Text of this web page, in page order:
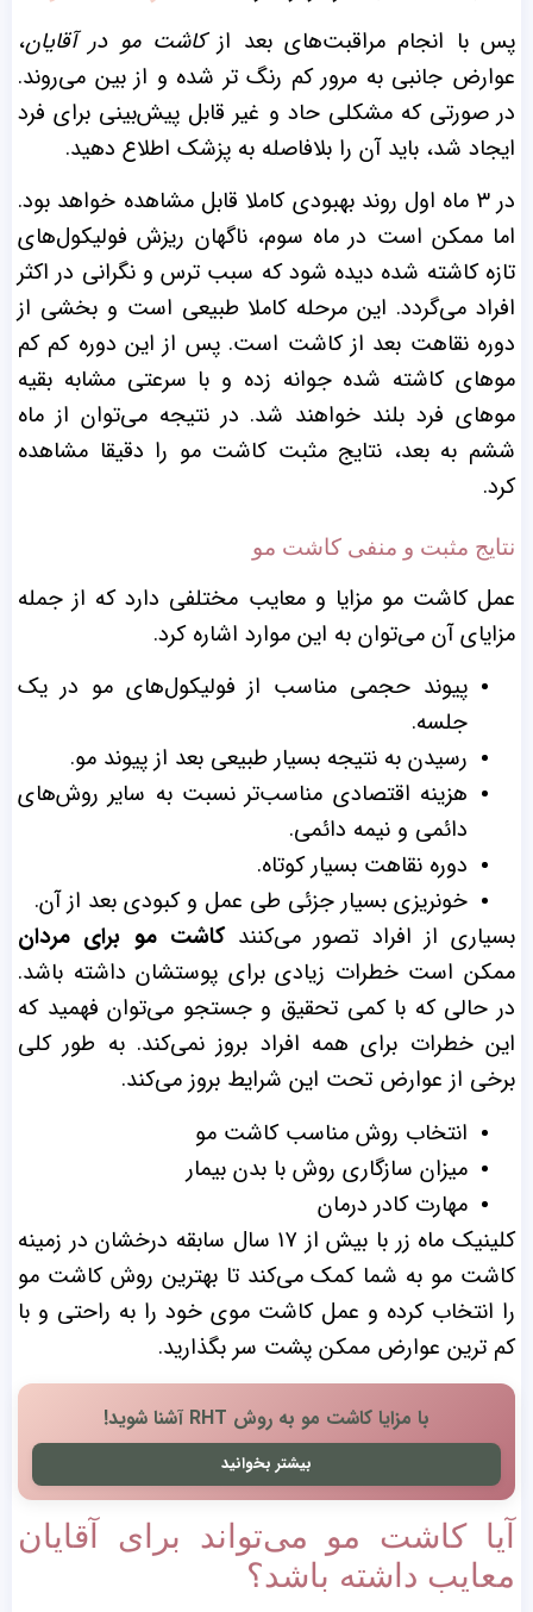
پس با انجام مراقبت‌‌های بعد ازکاشت مو در آقایان،
عوارض جانبی به مرور کم ‌رنگ ‌تر شده و از بین می‌روند.
در صورتی که مشکلی حاد و غیر قابل پیش‌بینی برای فرد
ایجاد شد، باید آن را بلافاصله به پزشک اطلاع دهید.
در ۳ ماه اول روند بهبودی کاملا قابل مشاهده خواهد بود.
اما ممکن است در ماه سوم، ناگهان ریزش فولیکول‌‌های
تازه کاشته شده دیده شود که سبب ترس و نگرانی در اکثر
افراد می‌گردد. این مرحله کاملا طبیعی است و بخشی از
دوره نقاهت بعد از کاشت است. پس از این دوره کم‌ کم
موهای کاشته‌ شده جوانه زده و با سرعتی مشابه بقیه
موهای فرد بلند خواهند شد. در نتیجه می‌توان از ماه
ششم به بعد، نتایج مثبت کاشت مو را دقیقا مشاهده
کرد.
نتایج مثبت و منفی کاشت مو
عمل کاشت مو مزایا و معایب مختلفی دارد که از جمله
مزایای آن می‌توان به این موارد اشاره کرد.
پیوند حجمی مناسب از فولیکول‌های مو در یک
جلسه.
رسیدن به نتیجه بسیار طبیعی بعد از پیوند مو.
هزینه اقتصادی مناسب‌تر نسبت به سایر روش‌های
دائمی و نیمه دائمی.
دوره نقاهت بسیار کوتاه.
خونریزی بسیار جزئی طی عمل و کبودی بعد از آن.
بسیاری از افراد تصور می‌کنندکاشت مو برای مردان
ممکن است خطرات زیادی برای پوستشان داشته باشد.
در حالی که با کمی تحقیق و جستجو می‌توان فهمید که
این خطرات برای همه افراد بروز نمی‌‌کند. به طور کلی
برخی از عوارض تحت این شرایط بروز می‌کند.
انتخاب روش مناسب کاشت مو
میزان سازگاری روش با بدن بیمار
مهارت کادر درمان
کلینیک ماه زر با بیش از ۱۷ سال سابقه درخشان در زمینه
کاشت مو به شما کمک می‌کند تا بهترین روش کاشت مو
را انتخاب کرده و عمل کاشت موی خود را به راحتی و با
کم ترین عوارض ممکن پشت سر بگذارید.
با مزایا کاشت مو به روش RHT آشنا شوید!
بیشتر بخوانید
آیا کاشت مو می‌تواند برای آقایان
معایب داشته باشد؟